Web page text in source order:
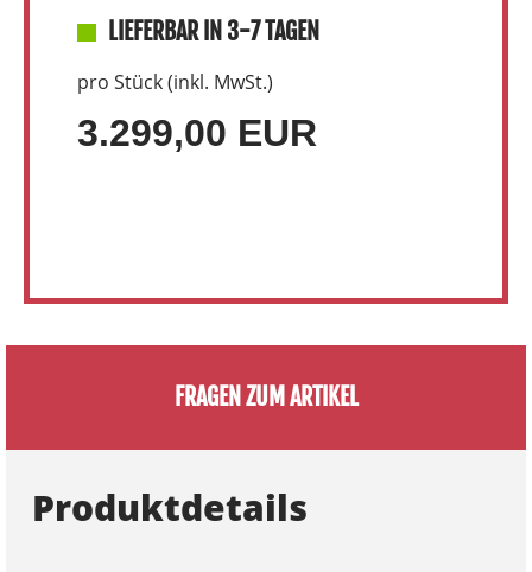
LIEFERBAR IN 3-7 TAGEN
pro Stück (inkl. MwSt.)
3.299,00 EUR
FRAGEN ZUM ARTIKEL
Produktdetails